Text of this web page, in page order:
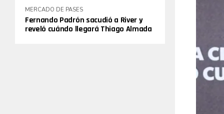
MERCADO DE PASES
Fernando Padrón sacudió a River y
reveló cuándo llegará Thiago Almada